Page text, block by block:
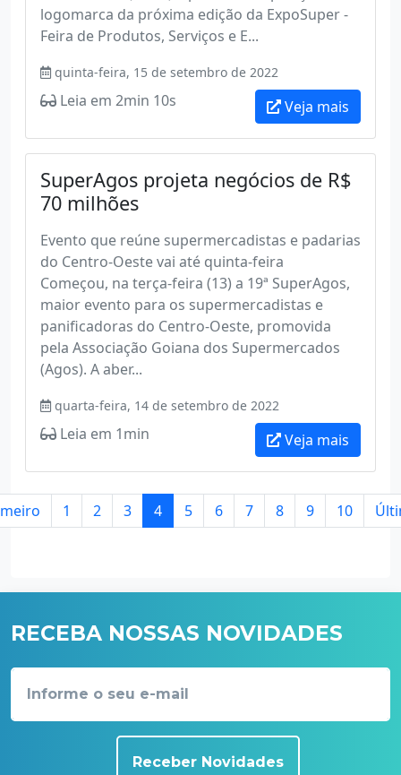
logomarca da próxima edição da ExpoSuper -
Feira de Produtos, Serviços e E...
quinta-feira, 15 de setembro de 2022
Leia em 2min 10s Veja mais
SuperAgos projeta negócios de R$
70 milhões
Evento que reúne supermercadistas e padarias
do Centro-Oeste vai até quinta-feira
Começou, na terça-feira (13) a 19ª SuperAgos,
maior evento para os supermercadistas e
panificadoras do Centro-Oeste, promovida
pela Associação Goiana dos Supermercados
(Agos). A aber...
quarta-feira, 14 de setembro de 2022
Leia em 1min Veja mais
1 2 3 4 5 6 7 8 9 10
RECEBA NOSSAS NOVIDADES
Receber Novidades